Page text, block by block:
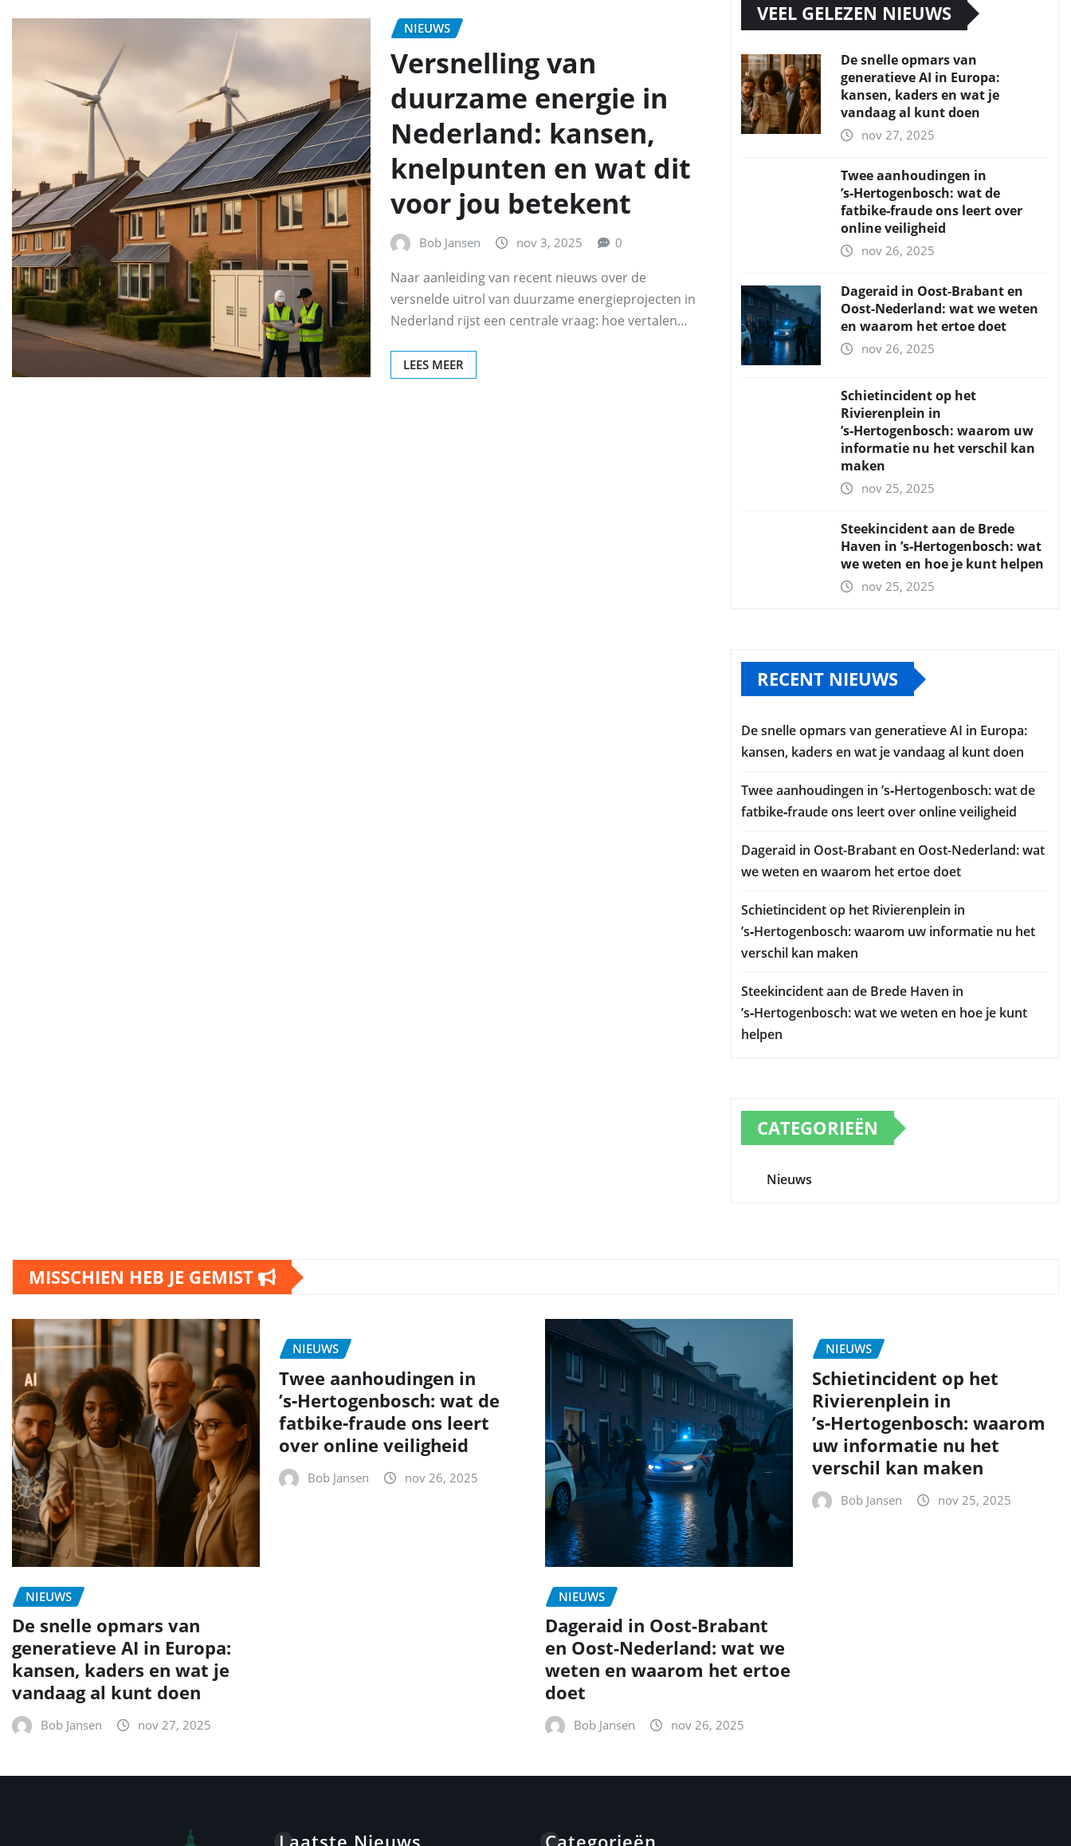
NIEUWS
Versnelling van
duurzame energie in
Nederland: kansen,
knelpunten en wat dit
voor jou betekent
Bob Jansen nov 3, 2025 0
Naar aanleiding van recent nieuws over de
versnelde uitrol van duurzame energieprojecten in
Nederland rijst een centrale vraag: hoe vertalen…
LEES MEER
VEEL GELEZEN NIEUWS
De snelle opmars van
generatieve AI in Europa:
kansen, kaders en wat je
vandaag al kunt doen
nov 27, 2025
Twee aanhoudingen in
’s‑Hertogenbosch: wat de
fatbike‑fraude ons leert over
online veiligheid
nov 26, 2025
Dageraid in Oost-Brabant en
Oost-Nederland: wat we weten
en waarom het ertoe doet
nov 26, 2025
Schietincident op het
Rivierenplein in
’s‑Hertogenbosch: waarom uw
informatie nu het verschil kan
maken
nov 25, 2025
Steekincident aan de Brede
Haven in ’s‑Hertogenbosch: wat
we weten en hoe je kunt helpen
nov 25, 2025
RECENT NIEUWS
De snelle opmars van generatieve AI in Europa:
kansen, kaders en wat je vandaag al kunt doen
Twee aanhoudingen in ’s‑Hertogenbosch: wat de
fatbike‑fraude ons leert over online veiligheid
Dageraid in Oost-Brabant en Oost-Nederland: wat
we weten en waarom het ertoe doet
Schietincident op het Rivierenplein in
’s‑Hertogenbosch: waarom uw informatie nu het
verschil kan maken
Steekincident aan de Brede Haven in
’s‑Hertogenbosch: wat we weten en hoe je kunt
helpen
CATEGORIEËN
Nieuws
MISSCHIEN HEB JE GEMIST
NIEUWS
De snelle opmars van
generatieve AI in Europa:
kansen, kaders en wat je
vandaag al kunt doen
Bob Jansen nov 27, 2025
NIEUWS
Twee aanhoudingen in
’s‑Hertogenbosch: wat de
fatbike‑fraude ons leert
over online veiligheid
Bob Jansen nov 26, 2025
NIEUWS
Dageraid in Oost-Brabant
en Oost-Nederland: wat we
weten en waarom het ertoe
doet
Bob Jansen nov 26, 2025
NIEUWS
Schietincident op het
Rivierenplein in
’s‑Hertogenbosch: waarom
uw informatie nu het
verschil kan maken
Bob Jansen nov 25, 2025